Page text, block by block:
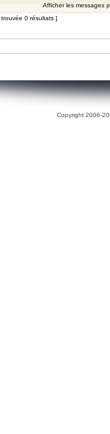
Afficher les messages
0 résultats ]
Copyright 2006-